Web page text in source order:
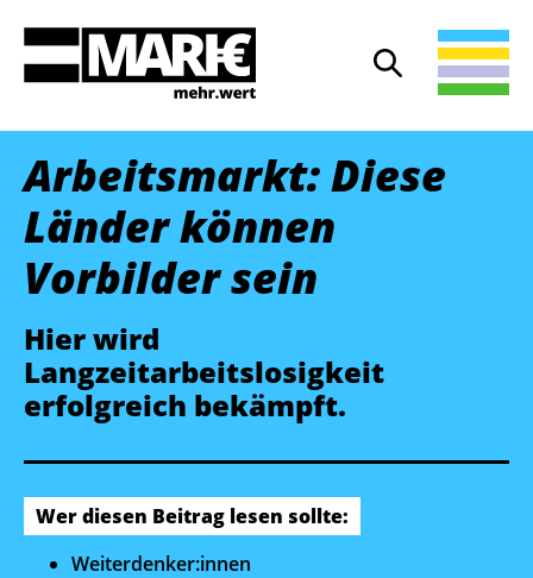
Suche öffnen
Suche
Arbeitsmarkt: Diese
Länder können
Vorbilder sein
Hier wird
Langzeitarbeitslosigkeit
erfolgreich bekämpft.
Wer diesen Beitrag lesen sollte:
Weiterdenker:innen